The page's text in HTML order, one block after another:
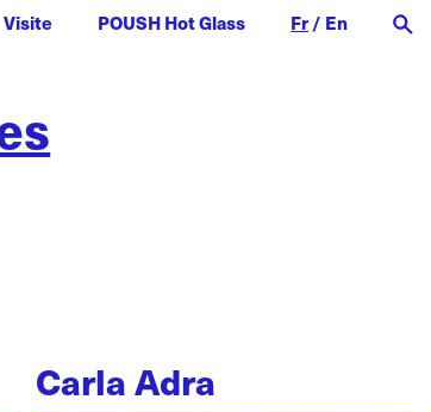
Visite POUSH Hot Glass Fr/ En
Carla Adra